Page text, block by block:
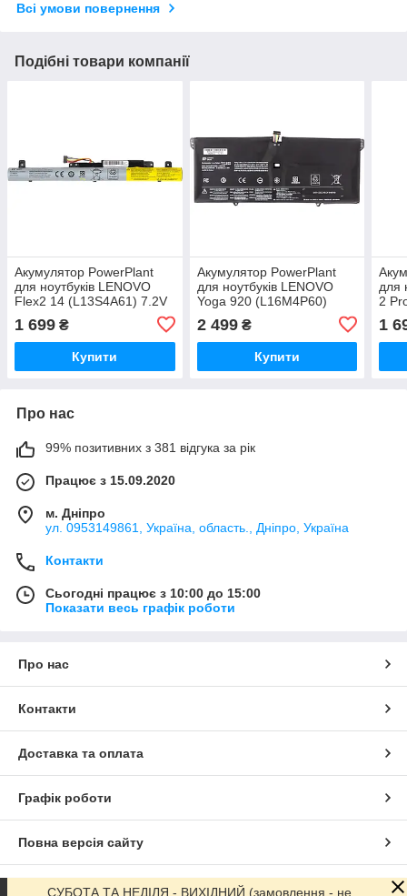
Всі умови повернення
Подібні товари компанії
Акумулятор PowerPlant
для ноутбуків LENOVO
Flex2 14 (L13S4A61) 7.2V
1 699 ₴
Купити
Акумулятор PowerPlant
для ноутбуків LENOVO
Yoga 920 (L16M4P60)
2 499₴
Купити
для
2
1
Про нас
99% позитивних з 381 відгука за рік
Працює з 15.09.2020
м. Дніпро
ул. 0953149861, Україна, область., Дніпро, Україна
Контакти
Сьогодні працює з 10:00 до 15:00
Показати весь графік роботи
Про нас
Контакти
Доставка та оплата
Графік роботи
Повна версія сайту
Сайт створено на маркетплейсіProm.ua
СУБОТА ТА НЕДІЛЯ - ВИХІДНИЙ (замовлення - не